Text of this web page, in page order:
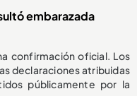
embarazada
confirmación oficial. Los
declaraciones atribuidas
públicamente por la